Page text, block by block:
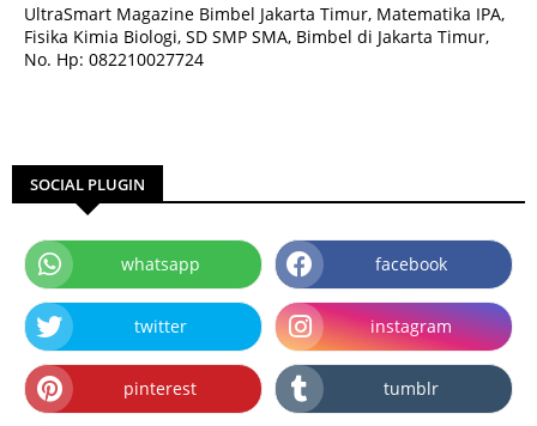
UltraSmart Magazine Bimbel Jakarta Timur, Matematika IPA,
Fisika Kimia Biologi, SD SMP SMA, Bimbel di Jakarta Timur,
No. Hp: 082210027724
SOCIAL PLUGIN
whatsapp facebook
twitter instagram
pinterest tumblr